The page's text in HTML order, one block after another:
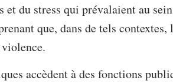
et du stress qui prévalaient au
que, dans de tels
accèdent à des fonctions